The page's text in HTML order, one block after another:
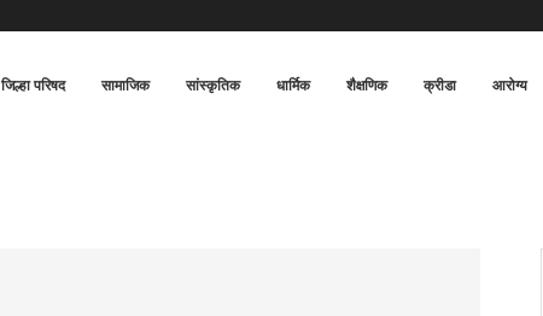
जिल्हा परिषद सामाजिक सांस्कृतिक धार्मिक शैक्षणिक क्रीडा आरोग्य